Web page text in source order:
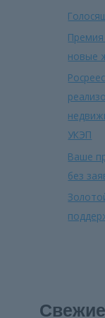
новые
УКЭП
Ваше
без